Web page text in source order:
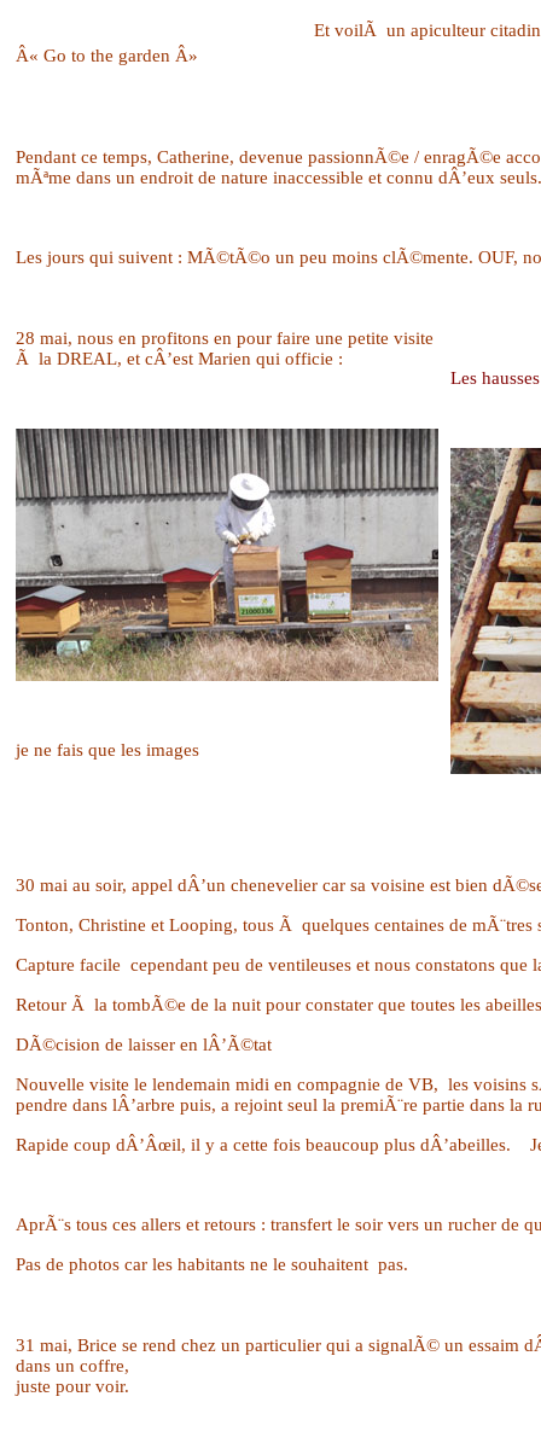
Â« Go to the garden Â»
Et voilÃ un apiculteur
Pendant ce temps, Catherine, devenue passionnÃ©e / enragÃ©e
mÃªme dans un endroit de nature inaccessible et connu dÂ’eux seuls.
Les jours qui suivent : MÃ©tÃ©o un peu moins clÃ©mente. OUF,
28 mai, nous en profitons en pour faire une petite visite
Ã la DREAL, et cÂ’est Marien qui officie :
je ne fais que les images
Les
30 mai au soir, appel dÂ’un chenevelier car sa voisine est bien
Tonton, Christine et Looping, tous Ã quelques centaines de mÃ¨tres
Capture facile cependant peu de ventileuses et nous constatons
Retour Ã la tombÃ©e de la nuit pour constater que toutes les
DÃ©cision de laisser en lÂ’Ã©tat
Nouvelle visite le lendemain midi en compagnie de VB, les voisins
pendre dans lÂ’arbre puis, a rejoint seul la premiÃ¨re partie dans la
Rapide coup dÂ’Âœil, il y a cette fois beaucoup plus dÂ’abeilles.
AprÃ¨s tous ces allers et retours : transfert le soir vers un rucher de
Pas de photos car les habitants ne le souhaitent pas.
31 mai, Brice se rend chez un particulier qui a signalÃ© un essaim
dans un coffre,
juste pour voir.